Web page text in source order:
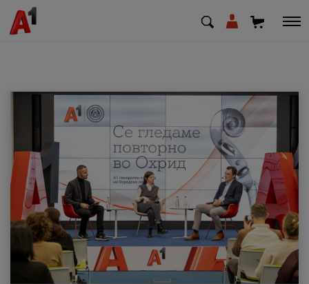
МК SQ
Приватни Деловни
Поддршка
Надополни кредит